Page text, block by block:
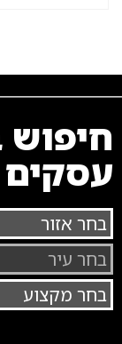
חיפוש
עסקים